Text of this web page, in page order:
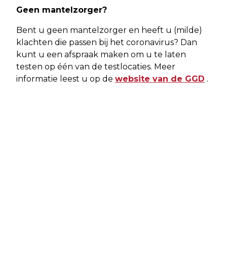
Geen mantelzorger?
Bent u geen mantelzorger en heeft u (milde)
klachten die passen bij het coronavirus? Dan
kunt u een afspraak maken om u te laten
testen op één van de testlocaties. Meer
informatie leest u op de website van de GGD .